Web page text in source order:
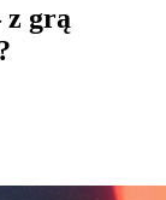
z grą